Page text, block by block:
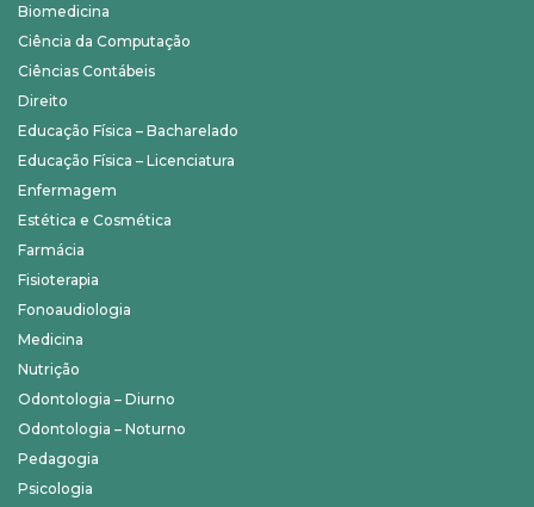
Biomedicina
Ciência da Computação
Ciências Contábeis
Direito
Educação Física – Bacharelado
Educação Física – Licenciatura
Enfermagem
Estética e Cosmética
Farmácia
Fisioterapia
Fonoaudiologia
Medicina
Nutrição
Odontologia – Diurno
Odontologia – Noturno
Pedagogia
Psicologia